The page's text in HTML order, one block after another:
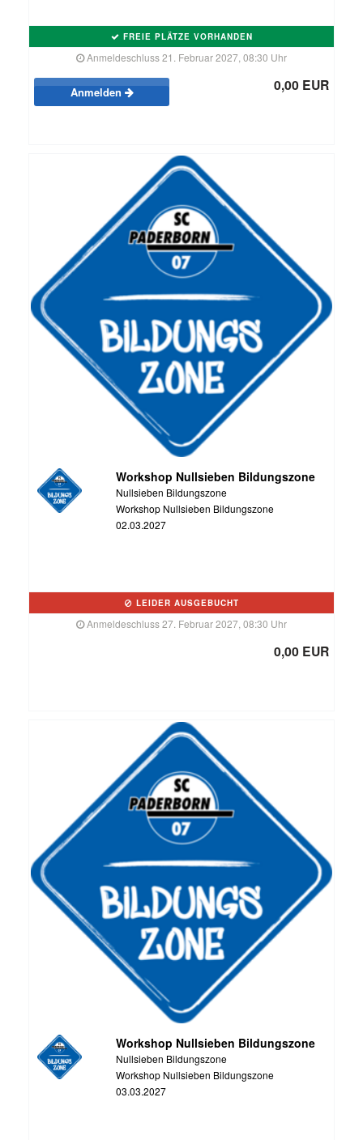
FREIE PLÄTZE VORHANDEN
Anmeldeschluss 21. Februar 2027, 08:30 Uhr
Anmelden 0,00 EUR
Workshop Nullsieben Bildungszone
Nullsieben Bildungszone
Workshop Nullsieben Bildungszone
02.03.2027
LEIDER AUSGEBUCHT
Anmeldeschluss 27. Februar 2027, 08:30 Uhr
0,00 EUR
Workshop Nullsieben Bildungszone
Nullsieben Bildungszone
Workshop Nullsieben Bildungszone
03.03.2027